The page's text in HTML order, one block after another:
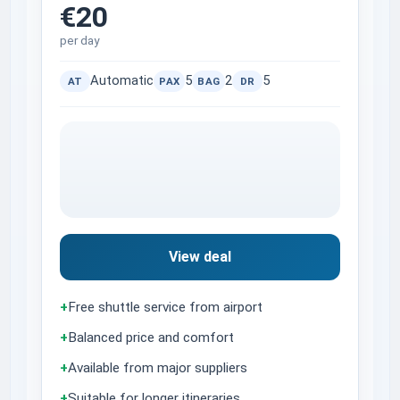
€20
per day
AT Automatic PAX 5 BAG 2 DR 5
View deal
+Free shuttle service from airport
+Balanced price and comfort
+Available from major suppliers